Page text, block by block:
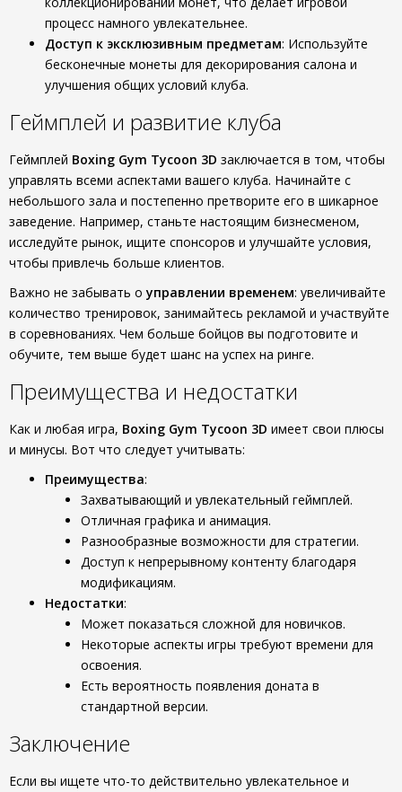
процесс намного увлекательнее.
Доступ к эксклюзивным предметам: Используйте
бесконечные монеты для декорирования салона и
улучшения общих условий клуба.
Геймплей и развитие клуба
Геймплей Boxing Gym Tycoon 3D заключается в том, чтобы
управлять всеми аспектами вашего клуба. Начинайте с
небольшого зала и постепенно претворите его в шикарное
заведение. Например, станьте настоящим бизнесменом,
исследуйте рынок, ищите спонсоров и улучшайте условия,
чтобы привлечь больше клиентов.
Важно не забывать оуправлении временем: увеличивайте
количество тренировок, занимайтесь рекламой и участвуйте
в соревнованиях. Чем больше бойцов вы подготовите и
обучите, тем выше будет шанс на успех на ринге.
Преимущества и недостатки
Как и любая игра, Boxing Gym Tycoon 3D имеет свои плюсы
и минусы. Вот что следует учитывать:
Преимущества:
Захватывающий и увлекательный геймплей.
Отличная графика и анимация.
Разнообразные возможности для стратегии.
Доступ к непрерывному контенту благодаря
модификациям.
Недостатки:
Может показаться сложной для новичков.
Некоторые аспекты игры требуют времени для
освоения.
Есть вероятность появления доната в
стандартной версии.
Заключение
Если вы ищете что-то действительно увлекательное и